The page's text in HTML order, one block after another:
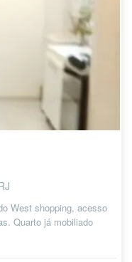
West shopping, acesso
Quarto já mobiliado